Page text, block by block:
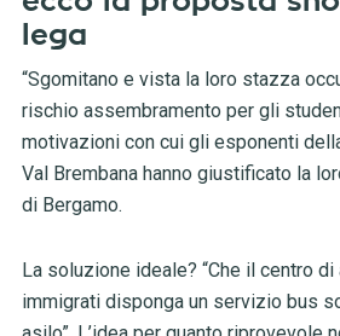
lega
“Sgomitano e vista la loro stazza
rischio assembramento per gli
motivazioni con cui gli esponenti
Val Brembana hanno giustificato la
di Bergamo.
La soluzione ideale? “Che il centro
immigrati disponga un servizio bus